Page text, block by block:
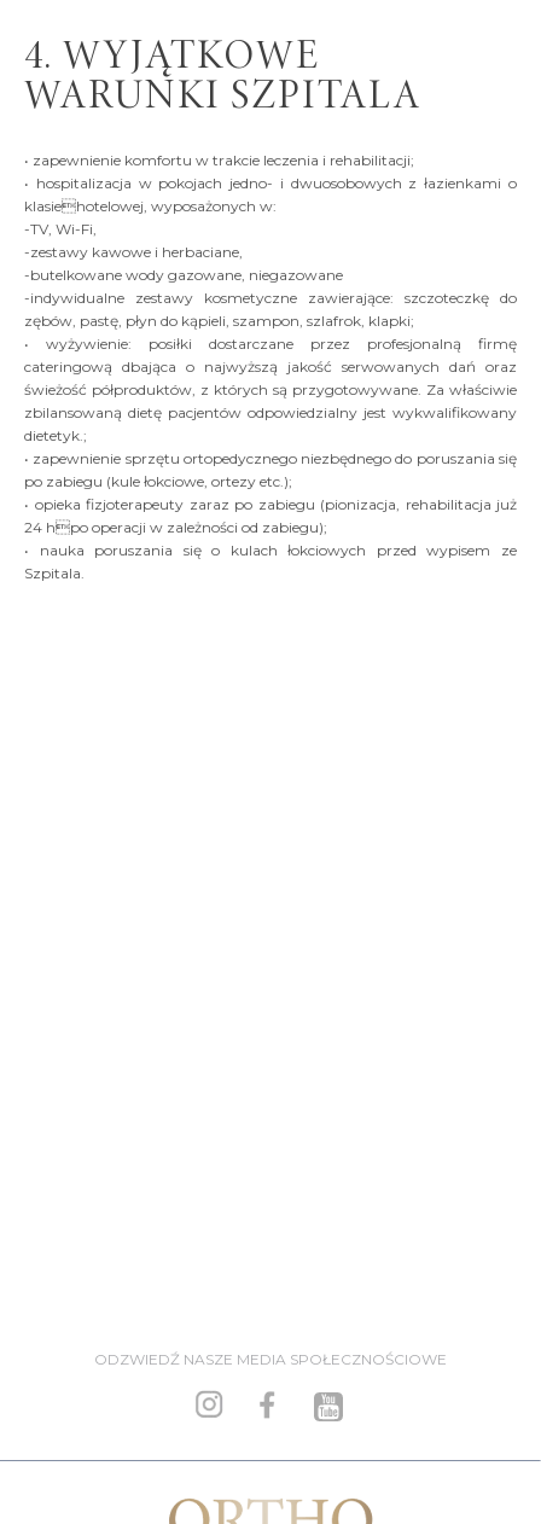
4. WYJĄTKOWE
WARUNKI SZPITALA
• zapewnienie komfortu w trakcie leczenia i rehabilitacji;
• hospitalizacja w pokojach jedno- i dwuosobowych z łazienkami o
klasiehotelowej, wyposażonych w:
-TV, Wi-Fi,
-zestawy kawowe i herbaciane,
-butelkowane wody gazowane, niegazowane
-indywidualne zestawy kosmetyczne zawierające: szczoteczkę do
zębów, pastę, płyn do kąpieli, szampon, szlafrok, klapki;
• wyżywienie: posiłki dostarczane przez profesjonalną firmę
cateringową dbająca o najwyższą jakość serwowanych dań oraz
świeżość półproduktów, z których są przygotowywane. Za właściwie
zbilansowaną dietę pacjentów odpowiedzialny jest wykwalifikowany
dietetyk.;
• zapewnienie sprzętu ortopedycznego niezbędnego do poruszania się
po zabiegu (kule łokciowe, ortezy etc.);
• opieka fizjoterapeuty zaraz po zabiegu (pionizacja, rehabilitacja już
24 hpo operacji w zależności od zabiegu);
• nauka poruszania się o kulach łokciowych przed wypisem ze
Szpitala.
ODZWIEDŹ NASZE MEDIA SPOŁECZNOŚCIOWE